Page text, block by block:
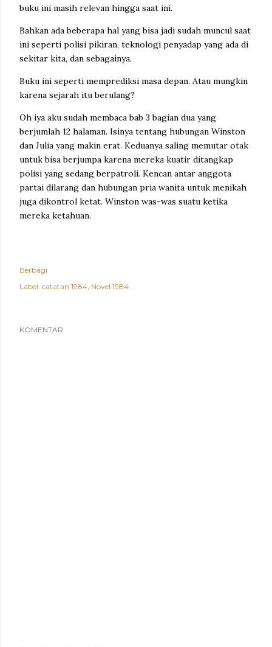
buku ini masih relevan hingga saat ini.
Bahkan ada beberapa hal yang bisa jadi sudah muncul saat
ini seperti polisi pikiran, teknologi penyadap yang ada di
sekitar kita, dan sebagainya.
Buku ini seperti memprediksi masa depan. Atau mungkin
karena sejarah itu berulang?
Oh iya aku sudah membaca bab 3 bagian dua yang
berjumlah 12 halaman. Isinya tentang hubungan Winston
dan Julia yang makin erat. Keduanya saling memutar otak
untuk bisa berjumpa karena mereka kuatir ditangkap
polisi yang sedang berpatroli. Kencan antar anggota
partai dilarang dan hubungan pria wanita untuk menikah
juga dikontrol ketat. Winston was-was suatu ketika
mereka ketahuan.
Berbagi
Label: catatan 1984 Novel 1984
KOMENTAR